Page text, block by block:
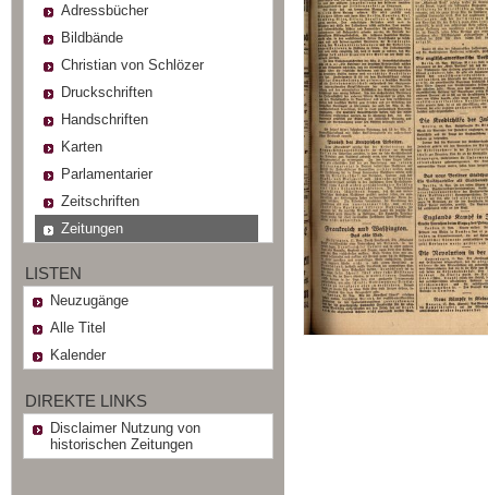
Adressbücher
Bildbände
Christian von Schlözer
Druckschriften
Handschriften
Karten
Parlamentarier
Zeitschriften
Zeitungen
LISTEN
Neuzugänge
Alle Titel
Kalender
DIREKTE LINKS
Disclaimer Nutzung von
historischen Zeitungen